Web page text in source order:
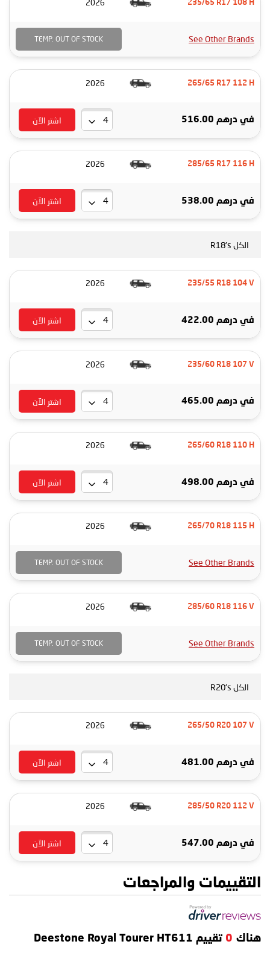
235/65 R17 108 H
2026
See Other Brands
TEMP. OUT OF STOCK
265/65 R17 112 H
2026
في درهم 516.00 اشتر الآن
285/65 R17 116 H
2026
في درهم 538.00 اشتر الآن
الكل R18's
235/55 R18 104 V
2026
في درهم 422.00 اشتر الآن
235/60 R18 107 V
2026
في درهم 465.00 اشتر الآن
265/60 R18 110 H
2026
في درهم 498.00 اشتر الآن
265/70 R18 115 H
2026
See Other Brands
TEMP. OUT OF STOCK
285/60 R18 116 V
2026
See Other Brands
TEMP. OUT OF STOCK
الكل R20's
265/50 R20 107 V
2026
في درهم 481.00 اشتر الآن
285/50 R20 112 V
2026
في درهم 547.00 اشتر الآن
التقييمات والمراجعات
هناك 0 تقييم Deestone Royal Tourer HT611